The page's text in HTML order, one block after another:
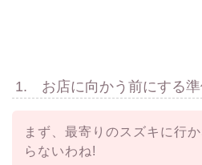
1. お店に向かう前にする
まず、最寄りのスズキに行
らないわね!